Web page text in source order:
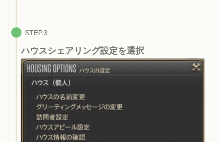
STEP.3
ハウスシェアリング設定を選択